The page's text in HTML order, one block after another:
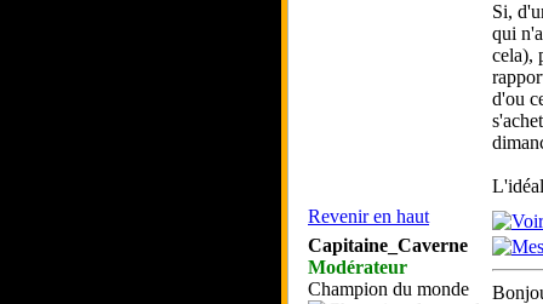
Si,
qui
cela),
d'ou
Revenir en haut
Capitaine_Caverne
Modérateur
Champion du monde